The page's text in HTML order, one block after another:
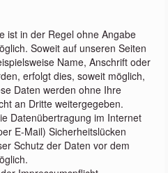
ist in der Regel ohne Angabe
Soweit auf unseren Seiten
Name, Anschrift oder
erfolgt dies, soweit möglich,
Daten werden ohne Ihre
an Dritte weitergegeben.
Datenübertragung im Internet
E-Mail) Sicherheitslücken
Schutz der Daten vor dem